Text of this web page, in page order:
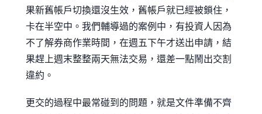
果新舊帳戶切換還沒生效，舊帳戶就已經被鎖住，
卡在半空中。我們輔導過的案例中，有投資人因為
不了解券商作業時間，在週五下午才送出申請，結
果趕上週末整整兩天無法交易，還差一點鬧出交割
違約。
更交的過程中最常碰到的問題，就是文件準備不齊